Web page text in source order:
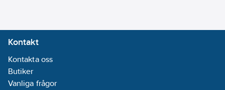
MC - Microchannel
Fabriksmonterade
tillbehör:
Kontakt
Kontakta oss
Butiker
Vanliga frågor